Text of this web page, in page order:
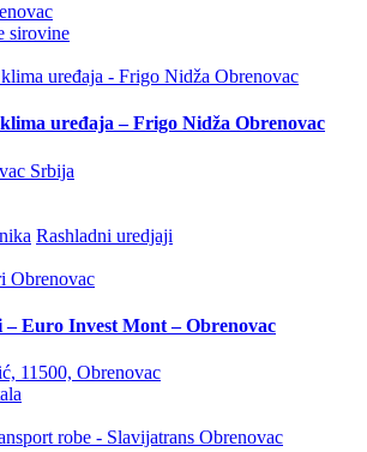
sirovine
uređaja – Frigo Nidža Obrenovac
Srbija
Rashladni uredjaji
Euro Invest Mont – Obrenovac
11500, Obrenovac